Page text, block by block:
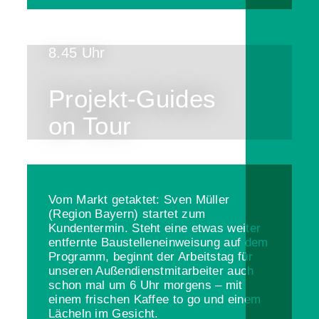
8.45 Uhr
Projekt-Guides
on Tour
Vom Markt getaktet: Sven Müller
(Region Bayern) startet zum
Kundentermin. Steht eine etwas weiter
entfernte Baustelleneinweisung auf dem
Programm, beginnt der Arbeitstag für
unseren Außendienstmitarbeiter auch
schon mal um 6 Uhr morgens – mit
einem frischen Kaffee to go und einem
Lächeln im Gesicht.